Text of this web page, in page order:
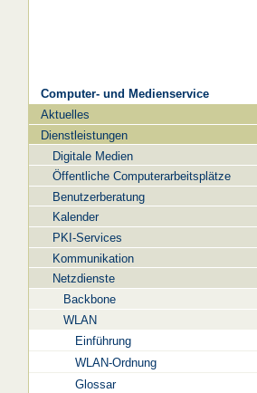
Computer- und Medienservice
Navigation
Aktuelles
Dienstleistungen
Digitale Medien
Öffentliche Computerarbeitsplätze
Benutzerberatung
Kalender
PKI-Services
Kommunikation
Netzdienste
Backbone
WLAN
Einführung
WLAN-Ordnung
Glossar